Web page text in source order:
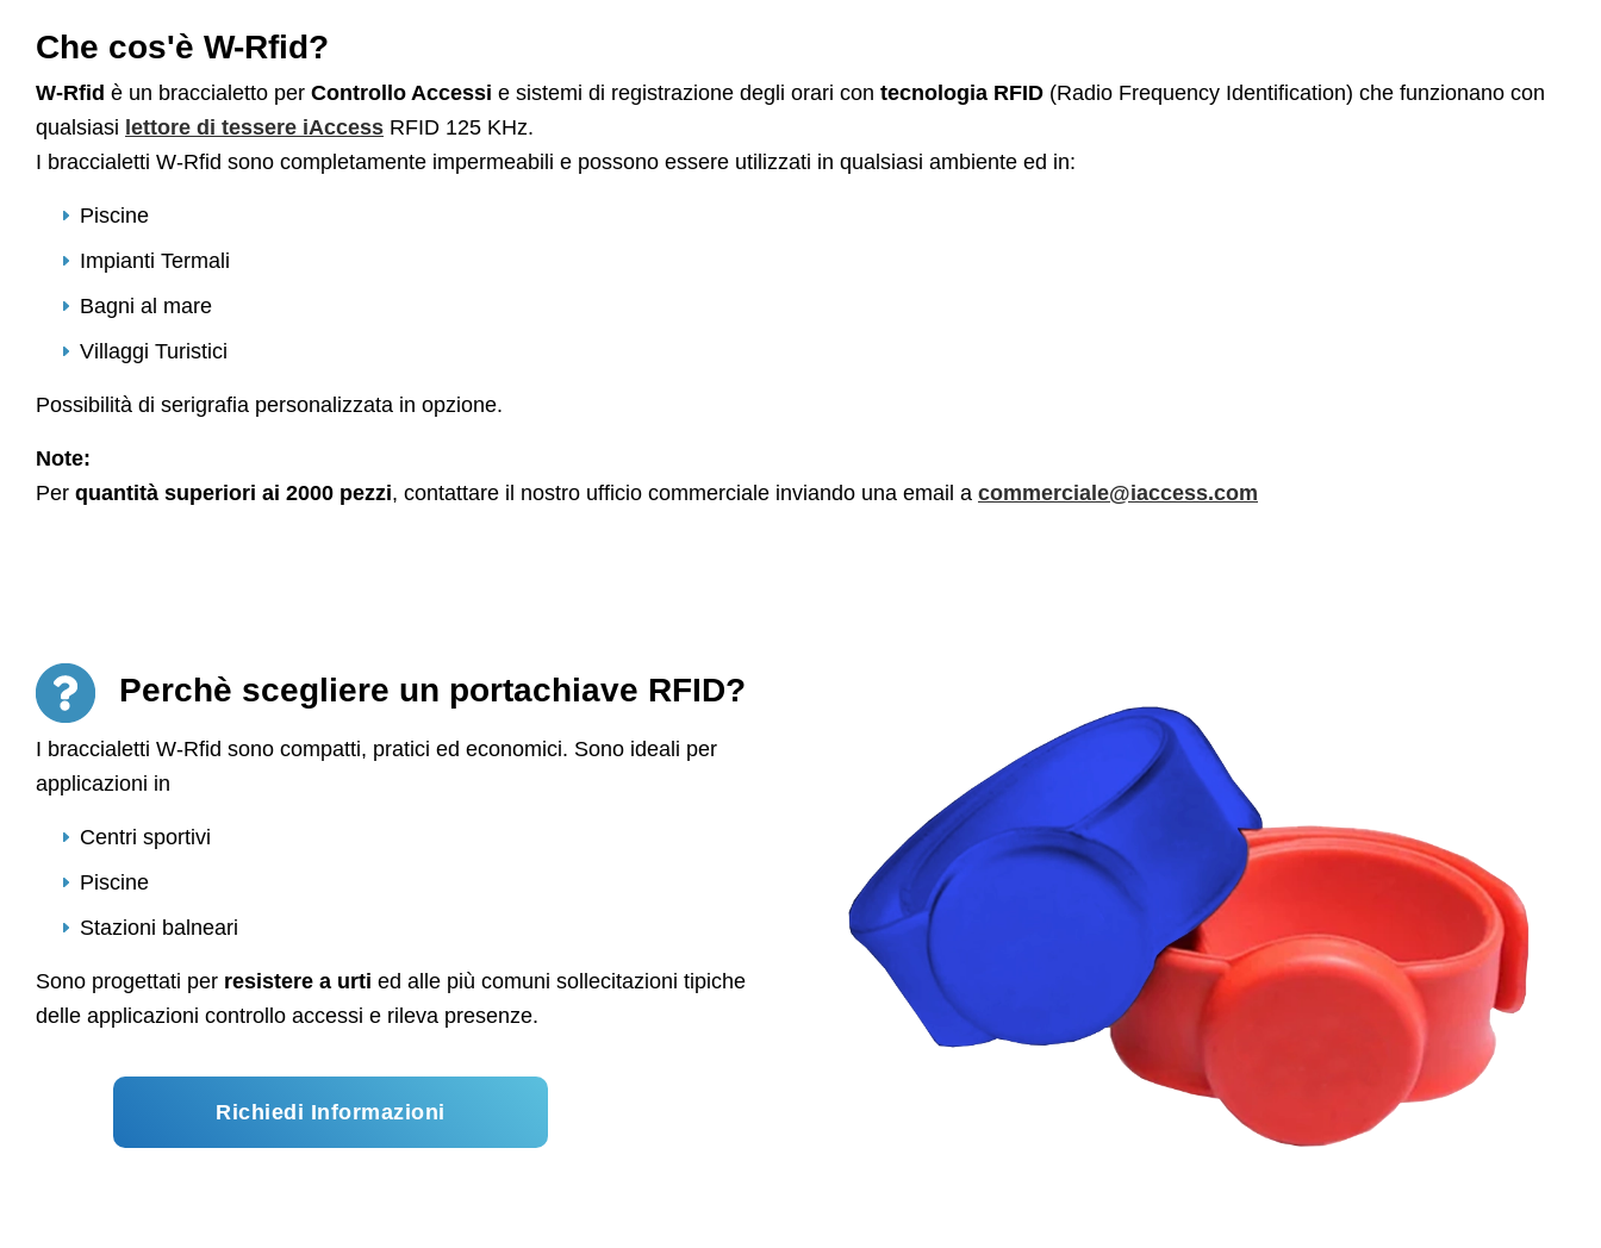
Che cos'è W-Rfid?
W-Rfid è un braccialetto per Controllo Accessi e sistemi di registrazione degli orari con tecnologia RFID (Radio Frequency Identification) che funzionano con
qualsiasi lettore di tessere iAccess RFID 125 KHz.
I braccialetti W-Rfid sono completamente impermeabili e possono essere utilizzati in qualsiasi ambiente ed in:
Piscine
Impianti Termali
Bagni al mare
Villaggi Turistici
Possibilità di serigrafia personalizzata in opzione.
Note:
Per quantità superiori ai 2000 pezzi, contattare il nostro ufficio commerciale inviando una email a commerciale@iaccess.com
Perchè scegliere un portachiave RFID?
I braccialetti W-Rfid sono compatti, pratici ed economici. Sono ideali per
applicazioni in
Centri sportivi
Piscine
Stazioni balneari
Sono progettati per resistere a urti ed alle più comuni sollecitazioni tipiche
delle applicazioni controllo accessi e rileva presenze.
Richiedi Informazioni